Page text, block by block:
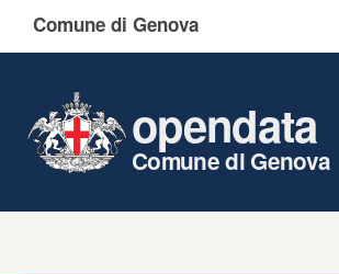
Comune di Genova
opendata
Comune di Genova